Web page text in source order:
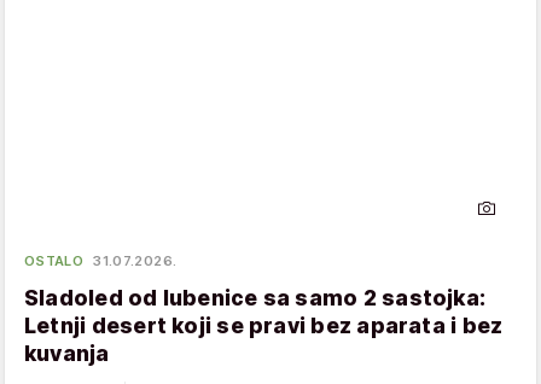
OSTALO 31.07.2026.
Sladoled od lubenice sa samo 2 sastojka:
Letnji desert koji se pravi bez aparata i bez
kuvanja